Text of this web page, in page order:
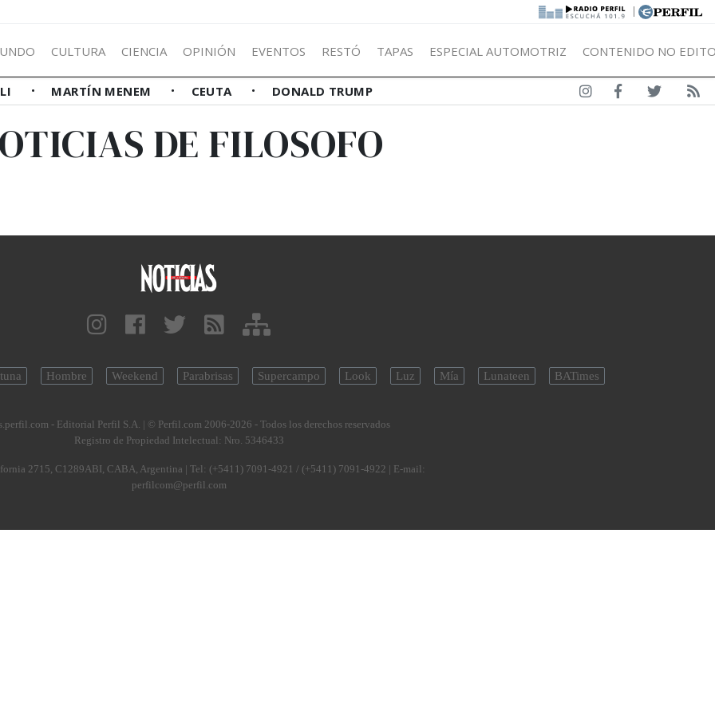
|
CULTURA CIENCIA OPINIÓN EVENTOS RESTÓ TAPAS ESPECIAL AUTOMOTRIZ CONTENIDO NO
MARTÍN MENEM CEUTA DONALD TRUMP
DE FILOSOFO
Hombre Weekend Parabrisas Supercampo Look Luz Mía Lunateen BATimes
- Editorial Perfil S.A. | © Perfil.com 2006-2026 - Todos los derechos reservados
Registro de Propiedad Intelectual: Nro. 5346433
2715, C1289ABI, CABA, Argentina | Tel: (+5411) 7091-4921 / (+5411) 7091-4922 | E-mail:
perfilcom@perfil.com